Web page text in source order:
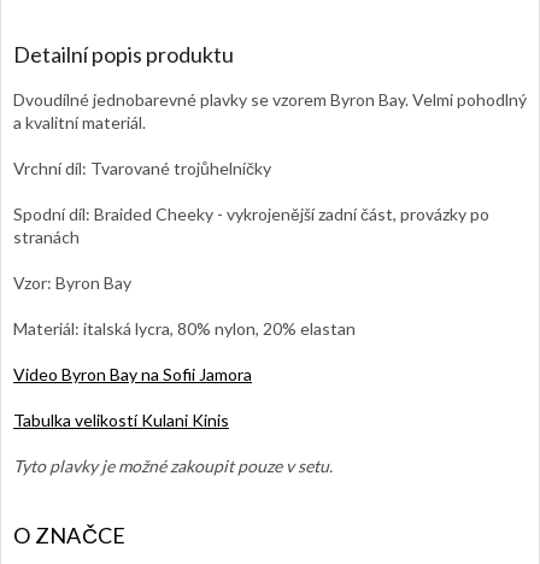
Detailní popis produktu
Dvoudílné jednobarevné plavky se vzorem Byron Bay. Velmi pohodlný
a kvalitní materiál.
Vrchní díl: Tvarované trojůhelníčky
Spodní díl: Braided Cheeky - vykrojenější zadní část, provázky po
stranách
Vzor: Byron Bay
Materiál: italská lycra, 80% nylon, 20% elastan
Video Byron Bay na Sofii Jamora
Tabulka velikostí Kulani Kinis
Tyto plavky je možné zakoupit pouze v setu.